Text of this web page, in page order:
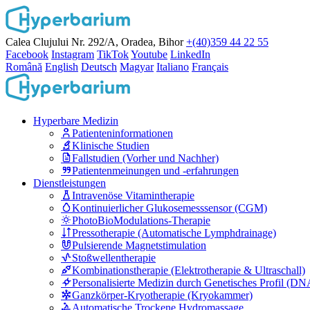
Calea Clujului Nr. 292/A, Oradea, Bihor +(40)359 44 22 55
Facebook Instagram TikTokYoutube LinkedIn
Română English Deutsch Magyar Italiano Français
Hyperbare Medizin
Patienteninformationen
Klinische Studien
Fallstudien (Vorher und Nachher)
Patientenmeinungen und -erfahrungen
Dienstleistungen
Intravenöse Vitamintherapie
Kontinuierlicher Glukosemesssensor (CGM)
PhotoBioModulations-Therapie
Pressotherapie (Automatische Lymphdrainage)
Pulsierende Magnetstimulation
Stoßwellentherapie
Kombinationstherapie (Elektrotherapie & Ultraschall)
Personalisierte Medizin durch Genetisches Profil
Ganzkörper-Kryotherapie (Kryokammer)
Automatische Trockene Hydromassage